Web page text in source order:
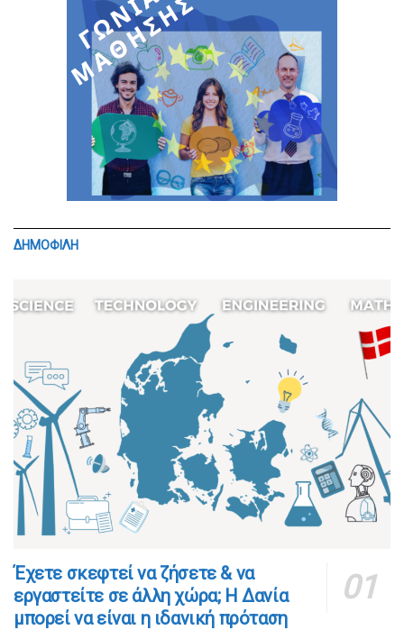
ΔΗΜΟΦΙΛΗ
​​Έχετε σκεφτεί να ζήσετε & να
εργαστείτε σε άλλη χώρα; Η Δανία
μπορεί να είναι η ιδανική πρόταση